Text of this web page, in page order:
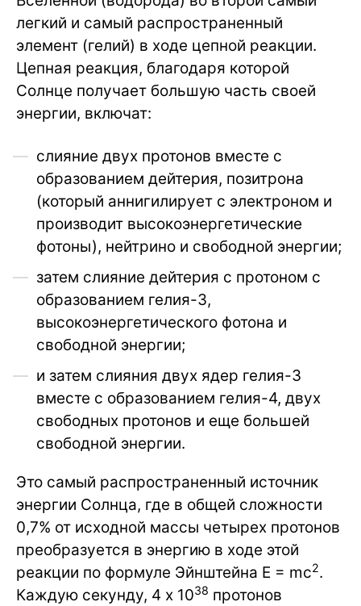
легкий и самый распространенный
элемент (гелий) в ходе цепной реакции.
Цепная реакция, благодаря которой
Солнце получает большую часть своей
энергии, включат:
слияние двух протонов вместе с
образованием дейтерия, позитрона
(который аннигилирует с электроном и
производит высокоэнергетические
фотоны), нейтрино и свободной энергии;
затем слияние дейтерия с протоном с
образованием гелия-3,
высокоэнергетического фотона и
свободной энергии;
и затем слияния двух ядер гелия-3
вместе с образованием гелия-4, двух
свободных протонов и еще большей
свободной энергии.
Это самый распространенный источник
энергии Солнца, где в общей сложности
0,7% от исходной массы четырех протонов
преобразуется в энергию в ходе этой
реакции по формуле Эйнштейна E = mc2.
Каждую секунду, 4 х 1038 протонов